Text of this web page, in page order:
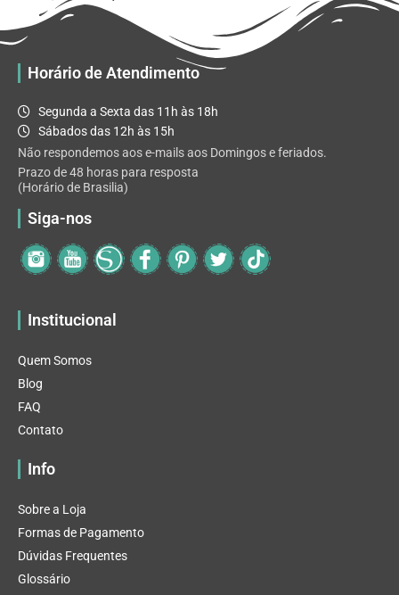
Horário de Atendimento
Segunda a Sexta das 11h às 18h
Sábados das 12h às 15h
Não respondemos aos e-mails aos Domingos e feriados.
Prazo de 48 horas para resposta
(Horário de Brasilia)
Siga-nos
Institucional
Quem Somos
Blog
FAQ
Contato
Info
Sobre a Loja
Formas de Pagamento
Dúvidas Frequentes
Glossário